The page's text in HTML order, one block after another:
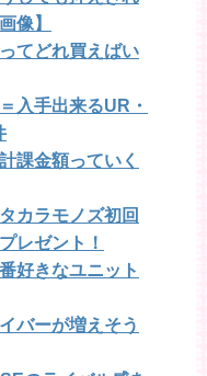
像】
てどれ買えばい
入手出来るUR・
課金額っていく
カラモノズ初回
レゼント！
好きなユニット
バーが増えそう